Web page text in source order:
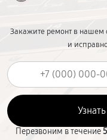
Закажите ремонт в нашем
и
Перезвоним в течение